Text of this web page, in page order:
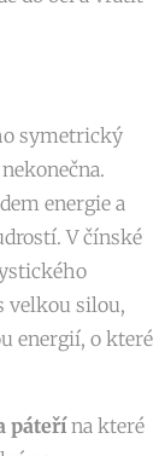
symetrický
energie a
V čínské
velkou silou,
energií, o které
páteřína které